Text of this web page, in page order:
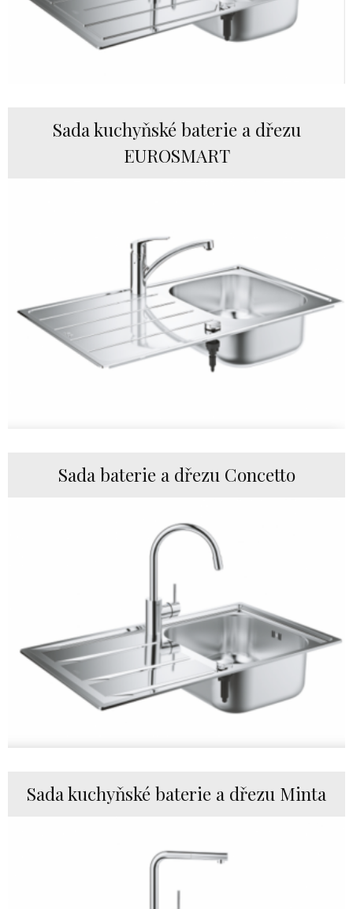
Sada kuchyňské baterie a dřezu
EUROSMART
Sada baterie a dřezu Concetto
Sada kuchyňské baterie a dřezu Minta